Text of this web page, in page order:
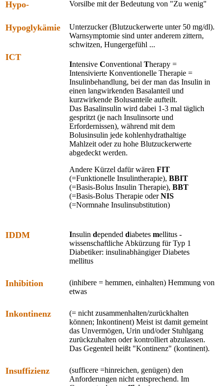
Hypo- Vorsilbe mit der Bedeutung von "Zu wenig"
Hypoglykämie
Unterzucker (Blutzuckerwerte unter 50 mg/dl).
Warnsymptomie sind unter anderem zittern,
schwitzen, Hungergefühl ...
ICT
Intensive Conventional Therapy =
Intensivierte Konventionelle Therapie =
Insulinbehandlung, bei der man das Insulin in
einen langwirkenden Basalanteil und
kurzwirkende Bolusanteile aufteilt.
Das Basalinsulin wird dabei 1-3 mal täglich
gespritzt (je nach Insulinsorte und
Erfordernissen), während mit dem
Bolusinsulin jede kohlenhydrathaltige
Mahlzeit oder zu hohe Blutzuckerwerte
abgedeckt werden.
Andere Kürzel dafür wären FIT
(=Funktionelle Insulintherapie), BBIT
(=Basis-Bolus Insulin Therapie), BBT
(=Basis-Bolus Therapie oderNIS
(=Normnahe Insulinsubstitution)
IDDM Insulin depended diabetes mellitus -
wissenschaftliche Abkürzung für Typ 1
Diabetiker: insulinabhängiger Diabetes
mellitus
Inhibition
(inhibere = hemmen, einhalten) Hemmung von
etwas
Inkontinenz
(= nicht zusammenhalten/zurückhalten
können; Inkontinent) Meist ist damit gemeint
das Unvermögen, Urin und/oder Stuhlgang
zurückzuhalten oder kontrolliert abzulassen.
Das Gegenteil heißt "Kontinenz" (kontinent).
Insuffizienz
(sufficere =hinreichen, genügen) den
Anforderungen nicht entsprechend. Im